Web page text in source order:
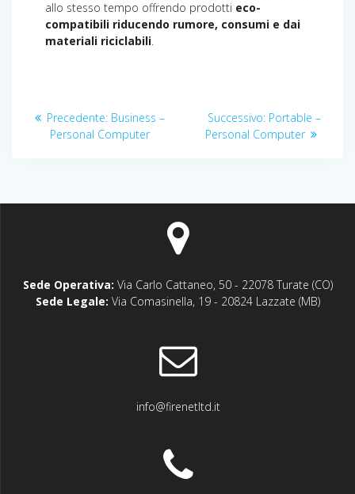
allo stesso tempo offrendo prodotti eco-
compatibili riducendo rumore, consumi e dai
materiali riciclabili.
Navigazione
articoli
Precedente: Articolo
precedente:
Business –
Personal Computer
Successivo: Articolo
successivo:
Portable –
Personal Computer
Sede Operativa: Via Carlo Cattaneo, 50 - 22078 Turate (CO)
Sede Legale: Via Comasinella, 19 - 20824 Lazzate (MB)
info@firenetltd.it